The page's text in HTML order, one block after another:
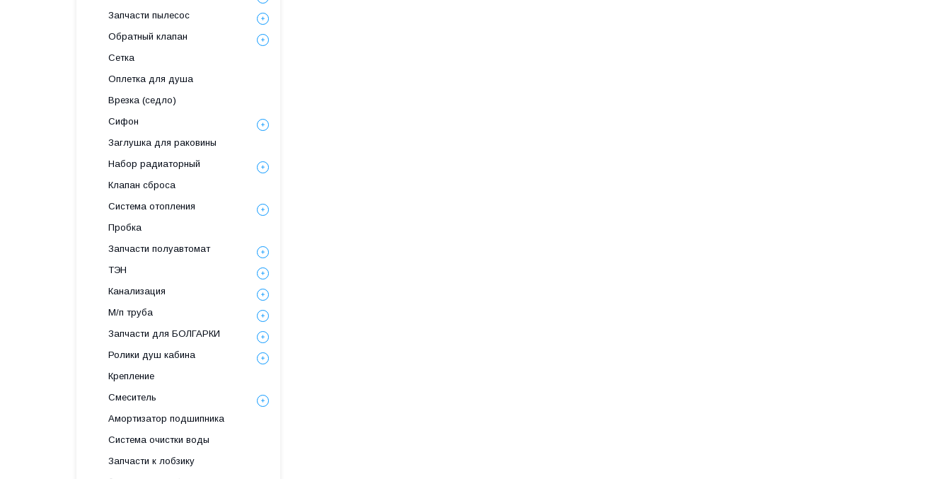
Запчасти пылесос
Обратный клапан
Сетка
Оплетка для душа
Врезка (седло)
Сифон
Заглушка для раковины
Набор радиаторный
Клапан сброса
Система отопления
Пробка
Запчасти полуавтомат
ТЭН
Канализация
М/п труба
Запчасти для БОЛГАРКИ
Ролики душ кабина
Крепление
Смеситель
Амортизатор подшипника
Система очистки воды
Запчасти к лобзику